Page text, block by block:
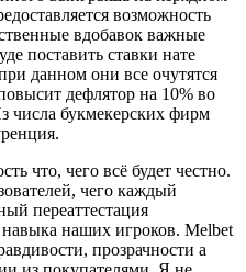
возможность
вдобавок важные
поставить ставки нате
данном они все очутятся
дефлятор на 10% во
числа букмекерских фирм
что, чего всё будет честно.
чего каждый
переаттестация
наших игроков. Melbet
прозрачности а